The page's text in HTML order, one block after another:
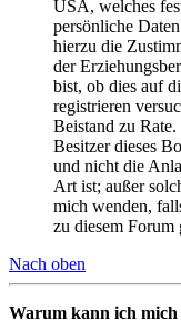
USA, welches
persönliche
hierzu die
der
bist, ob dies auf
registrieren
Beistand zu
Besitzer dieses
und nicht die
Art ist; außer
mich wenden,
zu diesem Forum
Nach oben
Warum kann ich